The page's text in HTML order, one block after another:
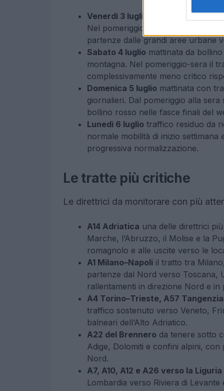
Venerdì 3 luglio
traffico in
Nel pomeriggio e in serata la
partenze dalle grandi aree urbane
Sabato 4 luglio mattinata da
montagna. Nel pomeriggio-sera il
complessivamente meno critico
Domenica 5 luglio mattinata con
giornalieri. Dal pomeriggio alla
bollino rosso nelle fasce finali del
Lunedì 6 luglio traffico residuo da
normale mobilità di inizio
progressiva normalizzazione.
Le tratte più critiche
Le direttrici da monitorare con più
A14 Adriatica una delle direttrici
Marche, l’Abruzzo, il Molise e la
romagnolo e alle uscite verso le
A1 Milano–Napoli il tratto tra
partenze dal Nord verso Toscana,
rallentamenti in direzione Nord e
A4 Torino–Trieste, A57
traffico sostenuto verso Veneto,
balneari dell’Alto Adriatico.
A22 del Brennero da tenere sotto
Adige, Dolomiti e confini alpini, con
Nord.
A7, A10, A12 e A26 verso la Liguria
Lombardia verso Riviera di